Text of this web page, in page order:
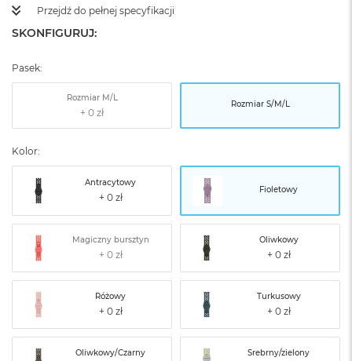
Przejdź do pełnej specyfikacji
SKONFIGURUJ:
Pasek:
Rozmiar M/L
Rozmiar S/M/L
Kolor:
Antracytowy
Fioletowy
Magiczny bursztyn Oliwkowy
Różowy Turkusowy
Oliwkowy/Czarny Srebrny/zielony